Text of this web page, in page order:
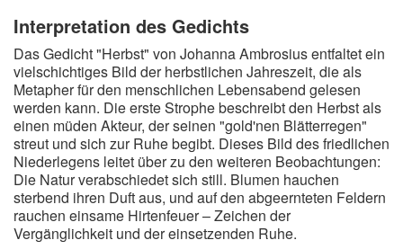
Interpretation des Gedichts
Das Gedicht "Herbst" von Johanna Ambrosius entfaltet ein
vielschichtiges Bild der herbstlichen Jahreszeit, die als
Metapher für den menschlichen Lebensabend gelesen
werden kann. Die erste Strophe beschreibt den Herbst als
einen müden Akteur, der seinen "gold'nen Blätterregen"
streut und sich zur Ruhe begibt. Dieses Bild des friedlichen
Niederlegens leitet über zu den weiteren Beobachtungen:
Die Natur verabschiedet sich still. Blumen hauchen
sterbend ihren Duft aus, und auf den abgeernteten Feldern
rauchen einsame Hirtenfeuer – Zeichen der
Vergänglichkeit und der einsetzenden Ruhe.